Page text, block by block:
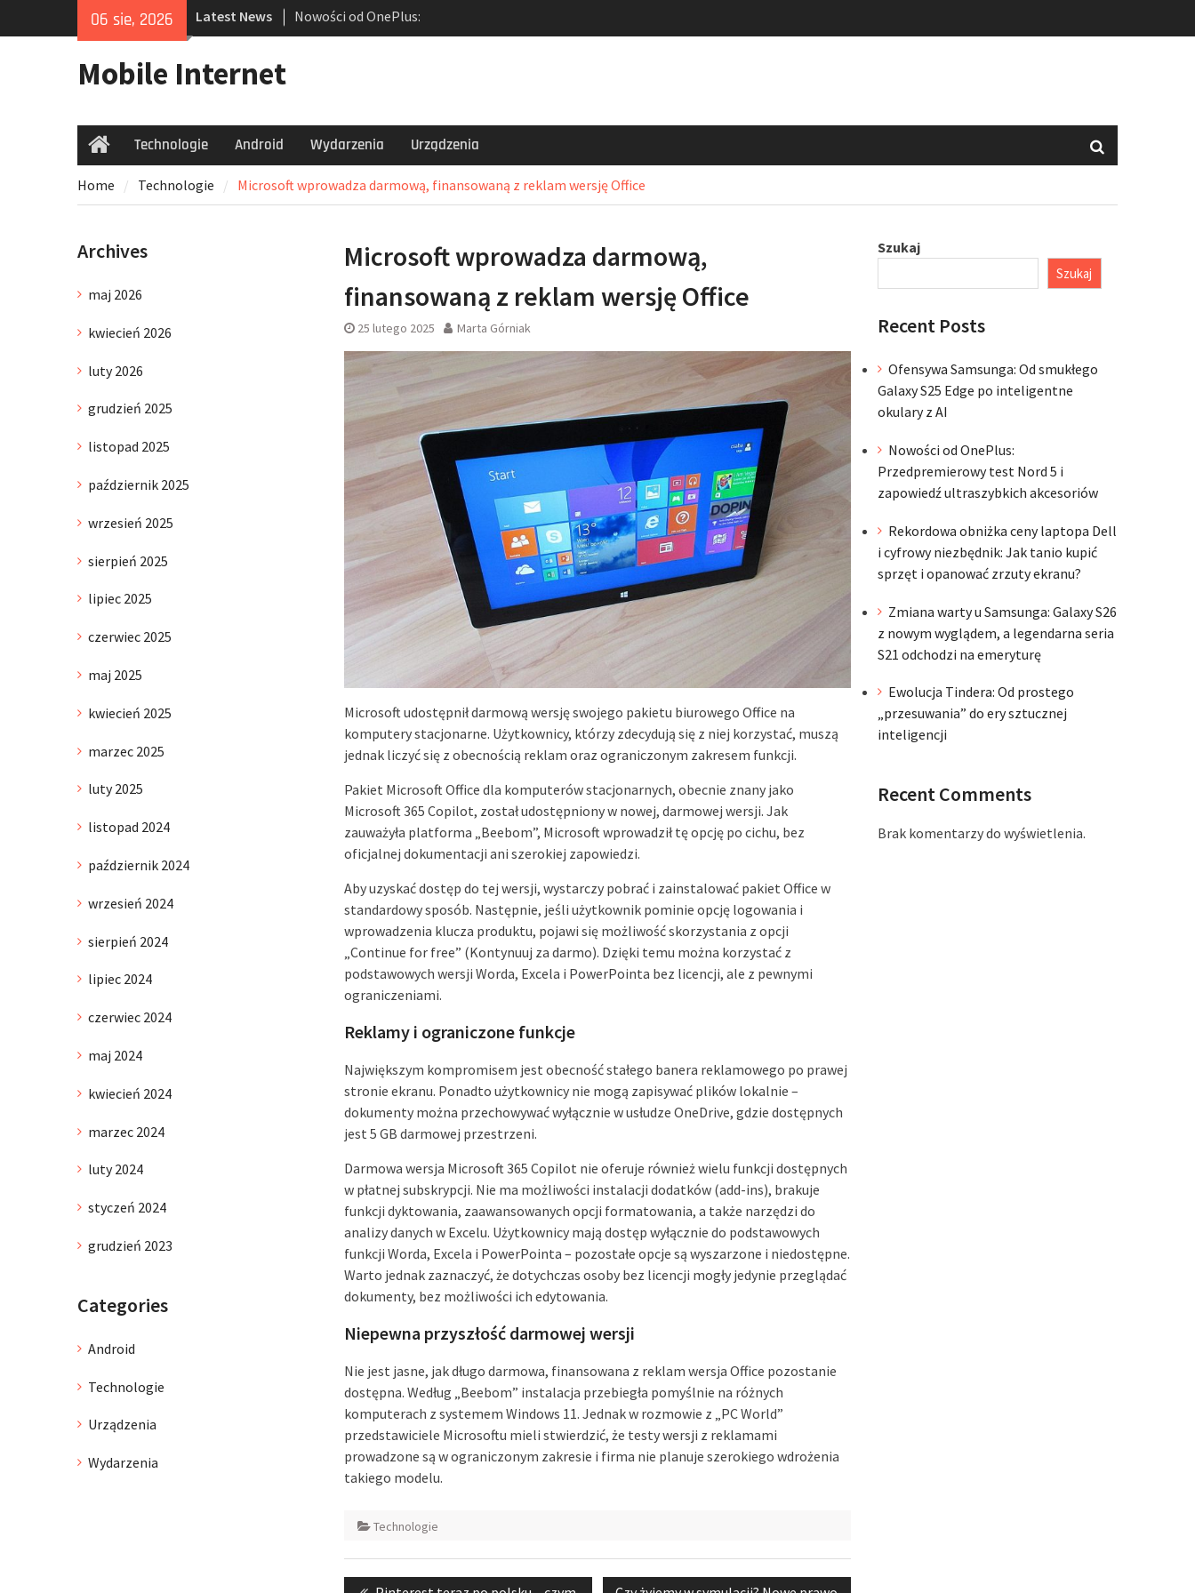
06 sie, 2026 Latest News
Nowości od OnePlus:
Przedpremierowy test Nord 5 i
sprzęt i opanować zrzuty ekranu?
Ofensywa Samsunga: Od smukłego
Galaxy S25 Edge po inteligentne
okulary z AI
Mobile Internet
HomeTechnologie Android Wydarzenia Urządzenia
Home Technologie Microsoft wprowadza darmową, finansowaną z reklam wersję Office
Microsoft wprowadza darmową,
finansowaną z reklam wersję Office
25 lutego 2025 Marta Górniak
Microsoft udostępnił darmową wersję swojego pakietu biurowego Office na
komputery stacjonarne. Użytkownicy, którzy zdecydują się z niej korzystać, muszą
jednak liczyć się z obecnością reklam oraz ograniczonym zakresem funkcji.
Pakiet Microsoft Office dla komputerów stacjonarnych, obecnie znany jako
Microsoft 365 Copilot, został udostępniony w nowej, darmowej wersji. Jak
zauważyła platforma „Beebom”, Microsoft wprowadził tę opcję po cichu, bez
oficjalnej dokumentacji ani szerokiej zapowiedzi.
Aby uzyskać dostęp do tej wersji, wystarczy pobrać i zainstalować pakiet Office w
standardowy sposób. Następnie, jeśli użytkownik pominie opcję logowania i
wprowadzenia klucza produktu, pojawi się możliwość skorzystania z opcji
„Continue for free” (Kontynuuj za darmo). Dzięki temu można korzystać z
podstawowych wersji Worda, Excela i PowerPointa bez licencji, ale z pewnymi
ograniczeniami.
Reklamy i ograniczone funkcje
Największym kompromisem jest obecność stałego banera reklamowego po prawej
stronie ekranu. Ponadto użytkownicy nie mogą zapisywać plików lokalnie –
dokumenty można przechowywać wyłącznie w usłudze OneDrive, gdzie dostępnych
jest 5 GB darmowej przestrzeni.
Darmowa wersja Microsoft 365 Copilot nie oferuje również wielu funkcji dostępnych
w płatnej subskrypcji. Nie ma możliwości instalacji dodatków (add-ins), brakuje
funkcji dyktowania, zaawansowanych opcji formatowania, a także narzędzi do
analizy danych w Excelu. Użytkownicy mają dostęp wyłącznie do podstawowych
funkcji Worda, Excela i PowerPointa – pozostałe opcje są wyszarzone i niedostępne.
Warto jednak zaznaczyć, że dotychczas osoby bez licencji mogły jedynie przeglądać
dokumenty, bez możliwości ich edytowania.
Niepewna przyszłość darmowej wersji
Nie jest jasne, jak długo darmowa, finansowana z reklam wersja Office pozostanie
dostępna. Według „Beebom” instalacja przebiegła pomyślnie na różnych
komputerach z systemem Windows 11. Jednak w rozmowie z „PC World”
przedstawiciele Microsoftu mieli stwierdzić, że testy wersji z reklamami
prowadzone są w ograniczonym zakresie i firma nie planuje szerokiego wdrożenia
takiego modelu.
Technologie
Nawigacja
Szukaj
Szukaj
Recent Posts
Ofensywa Samsunga: Od smukłego
Galaxy S25 Edge po inteligentne
okulary z AI
Nowości od OnePlus:
Przedpremierowy test Nord 5 i
zapowiedź ultraszybkich akcesoriów
Rekordowa obniżka ceny laptopa Dell
i cyfrowy niezbędnik: Jak tanio kupić
sprzęt i opanować zrzuty ekranu?
Zmiana warty u Samsunga: Galaxy S26
z nowym wyglądem, a legendarna seria
S21 odchodzi na emeryturę
Ewolucja Tindera: Od prostego
„przesuwania” do ery sztucznej
inteligencji
Recent Comments
Brak komentarzy do wyświetlenia.
Archives
maj 2026
kwiecień 2026
luty 2026
grudzień 2025
listopad 2025
październik 2025
wrzesień 2025
sierpień 2025
lipiec 2025
czerwiec 2025
maj 2025
kwiecień 2025
marzec 2025
luty 2025
listopad 2024
październik 2024
wrzesień 2024
sierpień 2024
lipiec 2024
czerwiec 2024
maj 2024
kwiecień 2024
marzec 2024
luty 2024
styczeń 2024
grudzień 2023
Categories
Android
Technologie
Urządzenia
Wydarzenia